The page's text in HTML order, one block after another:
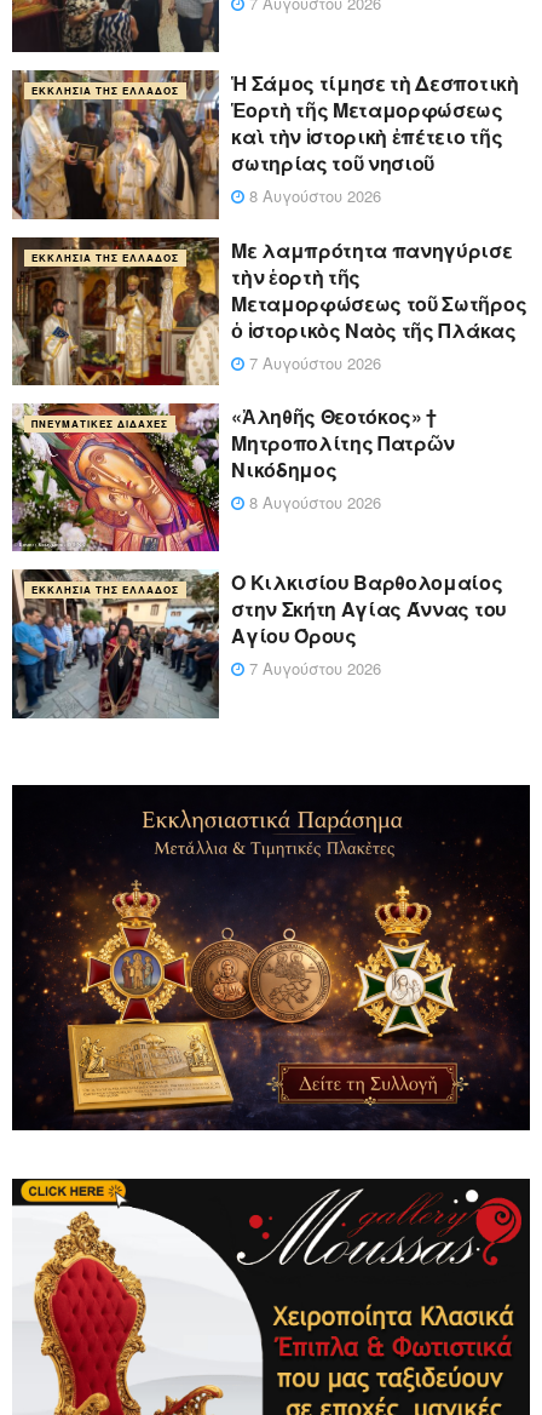
ΕΚΚΛΗΣΊΑ ΤΗΣ ΕΛΛΆΔΟΣ
Ἡ Σάμος τίμησε τὴ Δεσποτικὴ
Ἑορτὴ τῆς Μεταμορφώσεως
καὶ τὴν ἱστορικὴ ἐπέτειο τῆς
σωτηρίας τοῦ νησιοῦ
8 Αυγούστου 2026
ΕΚΚΛΗΣΊΑ ΤΗΣ ΕΛΛΆΔΟΣ
Με λαμπρότητα πανηγύρισε
τὴν ἑορτὴ τῆς
Μεταμορφώσεως τοῦ Σωτῆρος
ὁ ἱστορικὸς Ναὸς τῆς Πλάκας
7 Αυγούστου 2026
ΠΝΕΥΜΑΤΙΚΈΣ ΔΙΔΑΧΈΣ
«Ἀληθῆς Θεοτόκος» †
Μητροπολίτης Πατρῶν
Νικόδημος
8 Αυγούστου 2026
ΕΚΚΛΗΣΊΑ ΤΗΣ ΕΛΛΆΔΟΣ
Ο Κιλκισίου Βαρθολομαίος
στην Σκήτη Αγίας Άννας του
Αγίου Όρους
7 Αυγούστου 2026